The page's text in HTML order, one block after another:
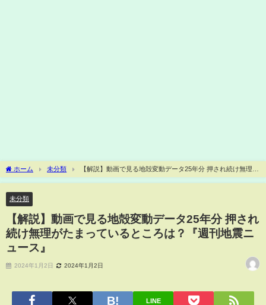
ホーム 未分類
【解説】動画で見る地殻変動データ25年分 押され続け無理が
たまっているところは？『週刊地震ニュース』
未分類
【解説】動画で見る地殻変動データ25年分 押され
続け無理がたまっているところは？『週刊地震ニ
ュース』
2024年1月2日 2024年1月2日
LINE